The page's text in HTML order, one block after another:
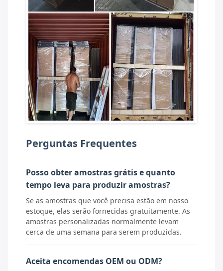
Perguntas Frequentes
Posso obter amostras grátis e quanto
tempo leva para produzir amostras?
Se as amostras que você precisa estão em nosso
estoque, elas serão fornecidas gratuitamente. As
amostras personalizadas normalmente levam
cerca de uma semana para serem produzidas.
Aceita encomendas OEM ou ODM?